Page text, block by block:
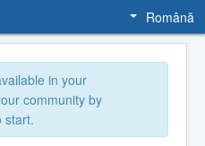
Română
in your
community by
start.